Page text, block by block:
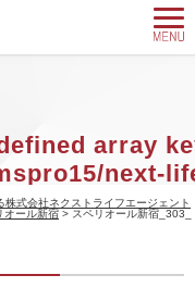
array
next-
public_html/
式会社ネクストライフエージェント
オール新宿 > スペリオール新宿_303_